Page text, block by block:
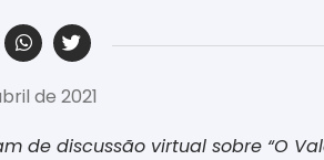
de 2021
de discussão virtual sobre “O